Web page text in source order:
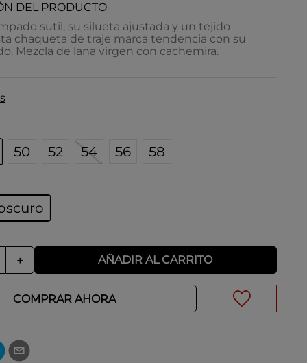
DEL PRODUCTO
sutil, su silueta ajustada y un tejido
chaqueta de traje marca tendencia con su
Mezcla de lana virgen con cachemira.
50 52 54 56 58
＋ AÑADIR AL CARRITO
COMPRAR AHORA